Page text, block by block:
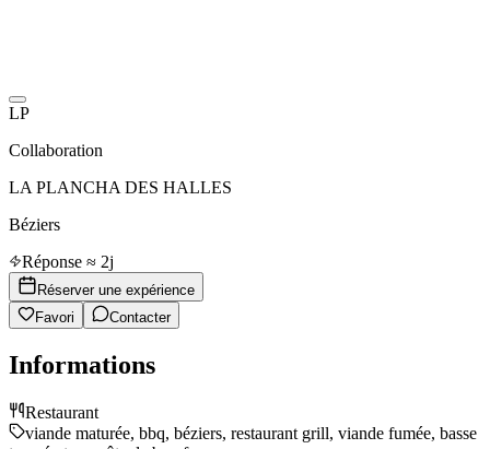
LP
Collaboration
LA PLANCHA DES HALLES
Béziers
Réponse ≈ 2j
Réserver une expérience
Favori
Contacter
Informations
Restaurant
viande maturée, bbq, béziers, restaurant grill, viande fumée, basse